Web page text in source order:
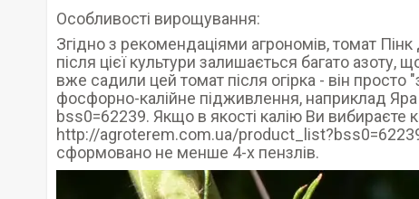
Особливості вирощування:
Згідно з рекомендаціями агрономів, томат
після цієї культури залишається багато азоту,
вже садили цей томат після огірка - він
фосфорно-калійне підживлення, наприклад
bss0=62239. Якщо в якості калію Ви вибираєте
http://agroterem.com.ua/
сформовано не менше 4-х пензлів.